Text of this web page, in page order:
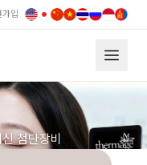
가입
첨단장비